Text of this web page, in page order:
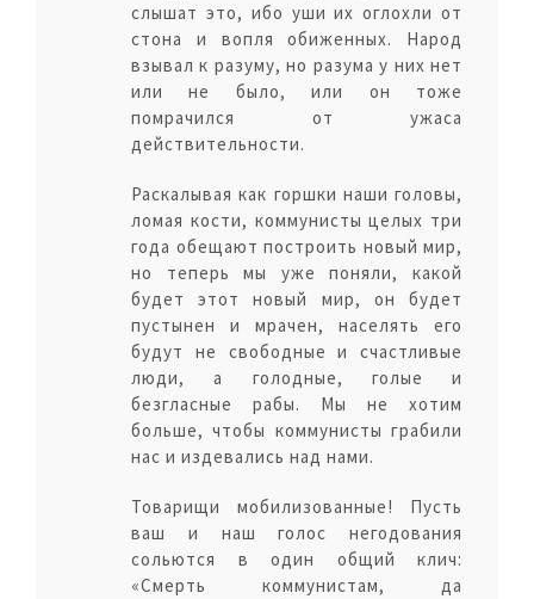
слышат это, ибо уши их оглохли от
стона и вопля обиженных. Народ
взывал к разуму, но разума у них нет
или не было, или он тоже
помрачился от ужаса
действительности.
Раскалывая как горшки наши головы,
ломая кости, коммунисты целых три
года обещают построить новый мир,
но теперь мы уже поняли, какой
будет этот новый мир, он будет
пустынен и мрачен, населять его
будут не свободные и счастливые
люди, а голодные, голые и
безгласные рабы. Мы не хотим
больше, чтобы коммунисты грабили
нас и издевались над нами.
Товарищи мобилизованные! Пусть
ваш и наш голос негодования
сольются в один общий клич:
«Смерть коммунистам, да